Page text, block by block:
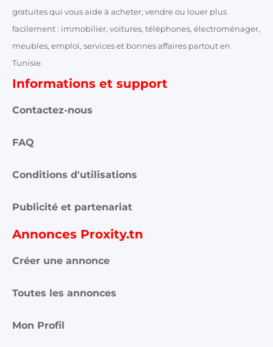
gratuites qui vous aide à acheter, vendre ou louer plus
facilement : immobilier, voitures, téléphones, électroménager,
meubles, emploi, services et bonnes affaires partout en
Tunisie.
Informations et support
Contactez-nous
FAQ
Conditions d'utilisations
Publicité et partenariat
Annonces Proxity.tn
Créer une annonce
Toutes les annonces
Mon Profil